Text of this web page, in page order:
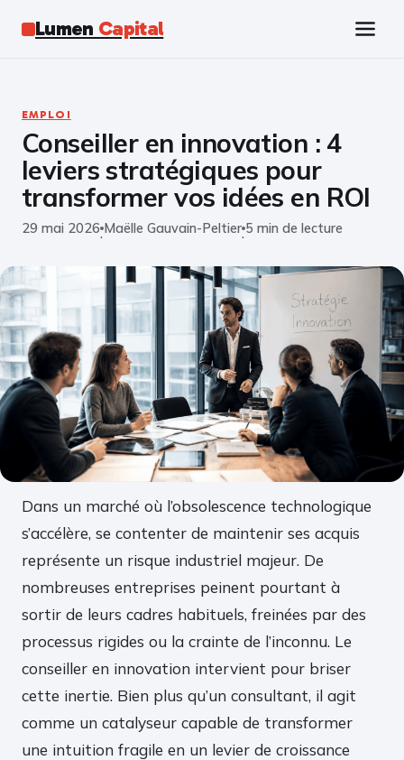
Lumen Capital
Business
Finance
Marketing
Éducation
Emploi
EMPLOI
Conseiller en innovation : 4
leviers stratégiques pour
transformer vos idées en ROI
29 mai 2026
·
Maëlle Gauvain-Peltier
·
5 min de lecture
Dans un marché où l’obsolescence technologique
s’accélère, se contenter de maintenir ses acquis
représente un risque industriel majeur. De
nombreuses entreprises peinent pourtant à
sortir de leurs cadres habituels, freinées par des
processus rigides ou la crainte de l’inconnu. Le
conseiller en innovation intervient pour briser
cette inertie. Bien plus qu’un consultant, il agit
comme un catalyseur capable de transformer
une intuition fragile en un levier de croissance